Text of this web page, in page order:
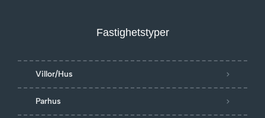
Fastighetstyper
Villor/Hus
Parhus